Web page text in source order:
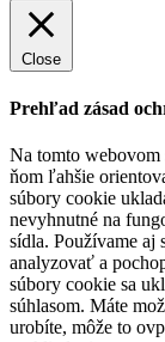
Close
Prehľad zásad
Na tomto webovom
ňom ľahšie
súbory cookie
nevyhnutné na
sídla. Používame aj
analyzovať a
súbory cookie sa
súhlasom. Máte
urobíte, môže to